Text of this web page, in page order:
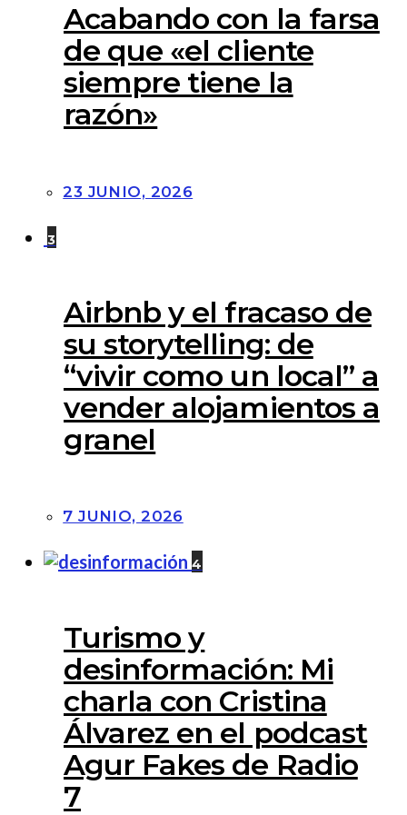
Acabando con la farsa
de que «el cliente
siempre tiene la
razón»
23 JUNIO, 2026
3
Airbnb y el fracaso de
su storytelling: de
“vivir como un local” a
vender alojamientos a
granel
7 JUNIO, 2026
4
Turismo y
desinformación: Mi
charla con Cristina
Álvarez en el podcast
Agur Fakes de Radio
7